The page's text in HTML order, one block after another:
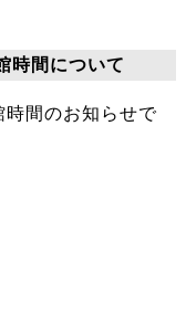
間について
時間のお知らせで